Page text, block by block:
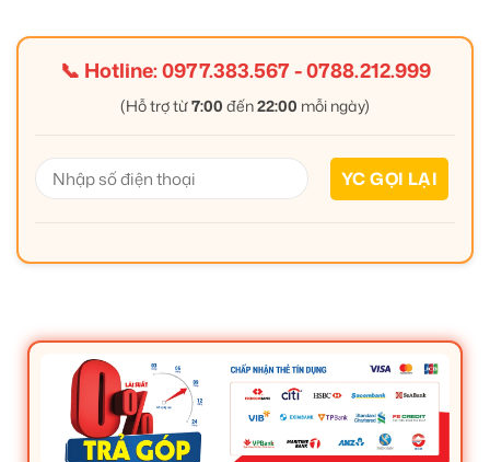
📞 Hotline:0977.383.567-0788.212.999
(Hỗ trợ từ7:00 đến22:00 mỗi ngày)